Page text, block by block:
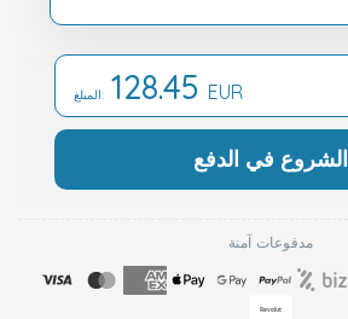
المبلغ: 128.45 EUR
الشروع في الدفع
مدفوعات آمنة